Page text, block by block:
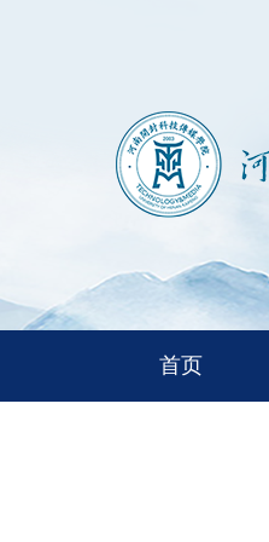
首页